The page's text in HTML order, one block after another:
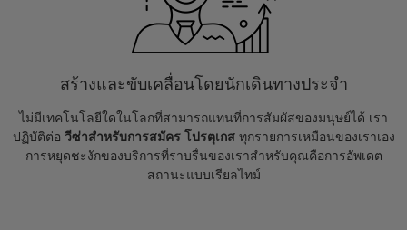
สร้างและขับเคลื่อนโดยนักเดินทางประจำ
ไม่มีเทคโนโลยีใดในโลกที่สามารถแทนที่การสัมผัสของมนุษย์ได้ เรา
ปฏิบัติต่อ วีซ่าสำหรับการสมัคร โปรตุเกสทุกรายการเหมือนของเราเอง
การหยุดชะงักของบริการที่ราบรื่นของเราสำหรับคุณคือการอัพเดต
สถานะแบบเรียลไทม์